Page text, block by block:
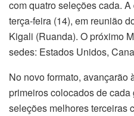
com quatro seleções cada.
terça-feira (14), em reunião
Kigali (Ruanda). O próximo
sedes: Estados Unidos,
No novo formato, avançarão
primeiros colocados de cada
seleções melhores terceiras